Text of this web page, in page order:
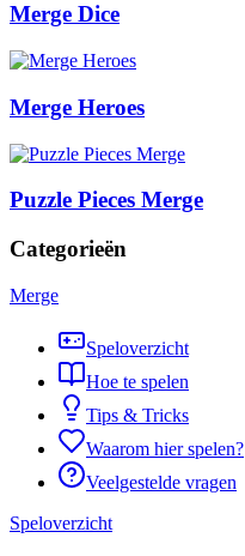
Merge Dice
Merge Heroes
Puzzle Pieces Merge
Categorieën
Merge
Speloverzicht
Hoe te spelen
Tips & Tricks
Waarom hier spelen?
Veelgestelde vragen
Speloverzicht